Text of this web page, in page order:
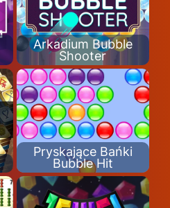
Arkadium Bubble
Shooter
Pryskające Bańki
Bubble Hit